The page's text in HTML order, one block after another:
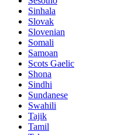
Sinhala
Slovak
Slovenian
Somali
Samoan
Scots Gaelic
Shona
Sindhi
Sundanese
Swahili
Tajik
Tamil